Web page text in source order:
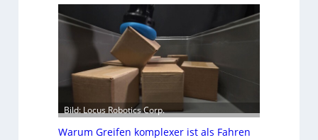
Bild: Locus Robotics Corp.
Warum Greifen komplexer ist als Fahren